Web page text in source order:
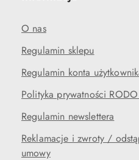
O nas
Regulamin sklepu
Regulamin konta
Polityka prywatności
Regulamin newslettera
Reklamacje i zwroty /
umowy